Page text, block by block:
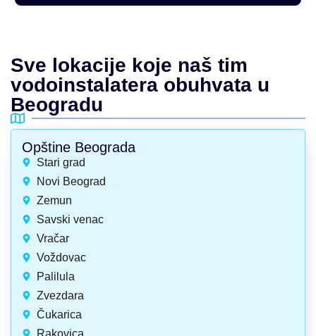
Sve lokacije koje naš tim
vodoinstalatera obuhvata u
Beogradu
Opštine Beograda
Stari grad
Novi Beograd
Zemun
Savski venac
Vračar
Voždovac
Palilula
Zvezdara
Čukarica
Rakovica